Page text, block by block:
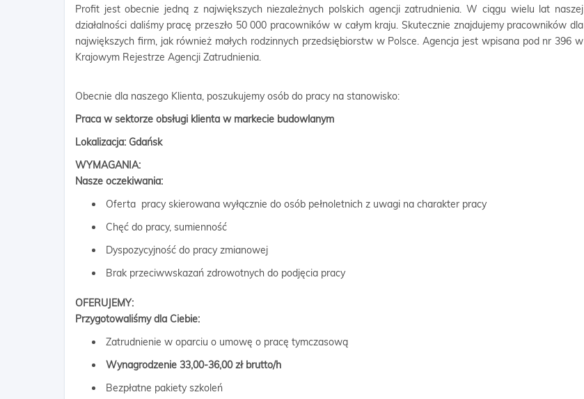
Profit jest obecnie jedną z największych niezależnych polskich agencji zatrudnienia. W ciągu wielu lat naszej
działalności daliśmy pracę przeszło 50 000 pracowników w całym kraju. Skutecznie znajdujemy pracowników dla
największych firm, jak również małych rodzinnych przedsiębiorstw w Polsce. Agencja jest wpisana pod nr 396 w
Krajowym Rejestrze Agencji Zatrudnienia.
Obecnie dla naszego Klienta, poszukujemy osób do pracy na stanowisko:
Praca w sektorze obsługi klienta w markecie budowlanym
Lokalizacja: Gdańsk
WYMAGANIA:
Nasze oczekiwania:
Oferta pracy skierowana wyłącznie do osób pełnoletnich z uwagi na charakter pracy
Chęć do pracy, sumienność
Dyspozycyjność do pracy zmianowej
Brak przeciwwskazań zdrowotnych do podjęcia pracy
OFERUJEMY:
Przygotowaliśmy dla Ciebie:
Zatrudnienie w oparciu o umowę o pracę tymczasową
Wynagrodzenie 33,00-36,00 zł brutto/h
Bezpłatne pakiety szkoleń